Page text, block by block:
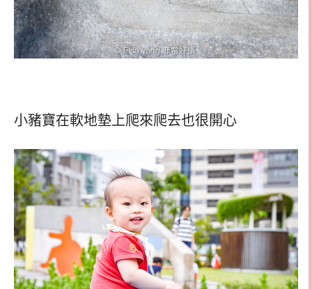
小豬寶在軟地墊上爬來爬去也很開心